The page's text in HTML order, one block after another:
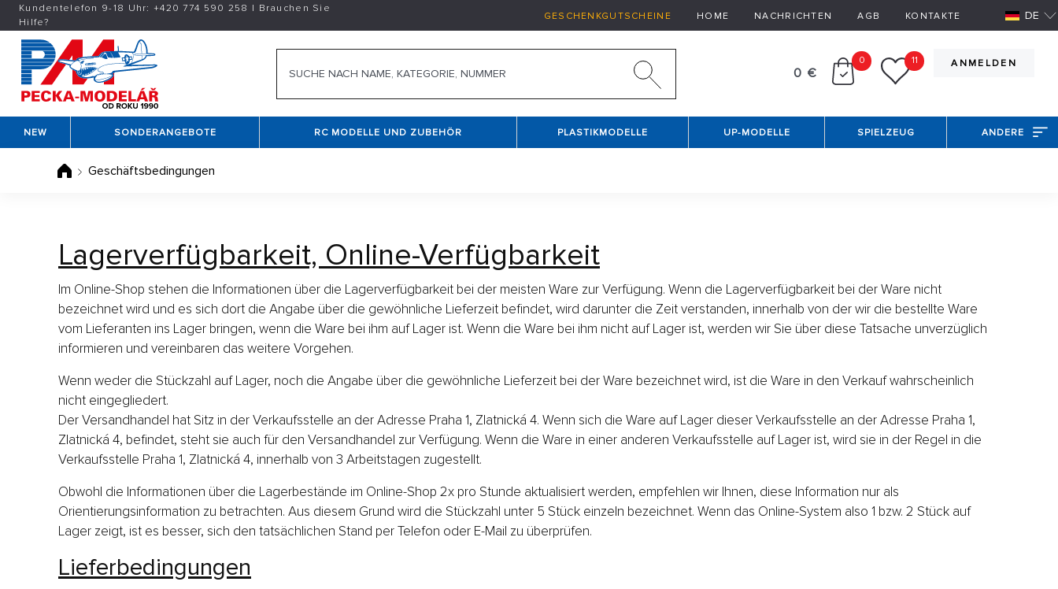
Kundentelefon 9-18 Uhr: +420774 590 258 | Brauchen Sie
Hilfe?
GESCHENKGUTSCHEINE HOME NACHRICHTEN AGB KONTAKTE DE
ANMELDEN
0 €
0 11
NEW SONDERANGEBOTE RC MODELLE UND ZUBEHÖR PLASTIKMODELLE UP-MODELLE SPIELZEUG ANDERE
Geschäftsbedingungen
Lagerverfügbarkeit, Online-Verfügbarkeit
Im Online-Shop stehen die Informationen über die Lagerverfügbarkeit bei der meisten Ware zur Verfügung. Wenn die Lagerverfügbarkeit bei der Ware nicht
bezeichnet wird und es sich dort die Angabe über die gewöhnliche Lieferzeit befindet, wird darunter die Zeit verstanden, innerhalb von der wir die bestellte Ware
vom Lieferanten ins Lager bringen, wenn die Ware bei ihm auf Lager ist. Wenn die Ware bei ihm nicht auf Lager ist, werden wir Sie über diese Tatsache unverzüglich
informieren und vereinbaren das weitere Vorgehen.
Wenn weder die Stückzahl auf Lager, noch die Angabe über die gewöhnliche Lieferzeit bei der Ware bezeichnet wird, ist die Ware in den Verkauf wahrscheinlich
nicht eingegliedert.
Der Versandhandel hat Sitz in der Verkaufsstelle an der Adresse Praha 1, Zlatnická 4. Wenn sich die Ware auf Lager dieser Verkaufsstelle an der Adresse Praha 1,
Zlatnická 4, befindet, steht sie auch für den Versandhandel zur Verfügung. Wenn die Ware in einer anderen Verkaufsstelle auf Lager ist, wird sie in der Regel in die
Verkaufsstelle Praha 1, Zlatnická 4, innerhalb von 3 Arbeitstagen zugestellt.
Obwohl die Informationen über die Lagerbestände im Online-Shop 2x pro Stunde aktualisiert werden, empfehlen wir Ihnen, diese Information nur als
Orientierungsinformation zu betrachten. Aus diesem Grund wird die Stückzahl unter 5 Stück einzeln bezeichnet. Wenn das Online-System also 1 bzw. 2 Stück auf
Lager zeigt, ist es besser, sich den tatsächlichen Stand per Telefon oder E-Mail zu überprüfen.
Lieferbedingungen